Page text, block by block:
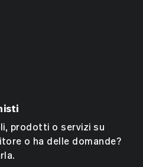
prodotti o servizi su
o ha delle domande?